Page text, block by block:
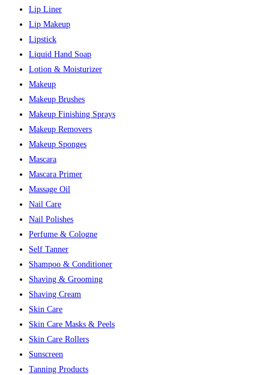
Lip Liner
Lip Makeup
Lipstick
Liquid Hand Soap
Lotion & Moisturizer
Makeup
Makeup Brushes
Makeup Finishing Sprays
Makeup Removers
Makeup Sponges
Mascara
Mascara Primer
Massage Oil
Nail Care
Nail Polishes
Perfume & Cologne
Self Tanner
Shampoo & Conditioner
Shaving & Grooming
Shaving Cream
Skin Care
Skin Care Masks & Peels
Skin Care Rollers
Sunscreen
Tanning Products